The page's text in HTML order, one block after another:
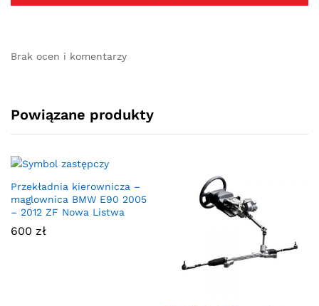
Brak ocen i komentarzy
Powiązane produkty
Przekładnia kierownicza –
maglownica BMW E90 2005
– 2012 ZF Nowa Listwa
600 zł